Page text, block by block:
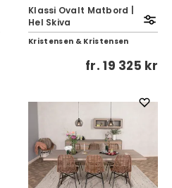
Klassi Ovalt Matbord |
Hel Skiva
Kristensen & Kristensen
fr.19 325 kr